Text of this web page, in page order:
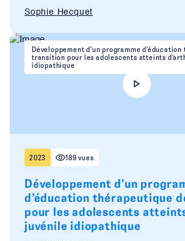
Sophie Hecquet
Développement d'un programme
transition pour les adolescents atteints
idiopathique
2023 189 vues
Développement d'un
d’éducation thérapeutique
pour les adolescents
juvénile idiopathique